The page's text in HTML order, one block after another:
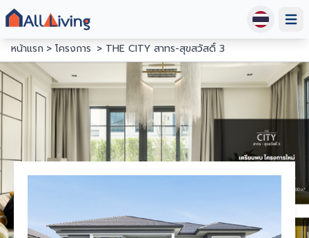
หน้าแรก
โครงการ THE CITY สาทร-สุขสวัสดิ์ 3